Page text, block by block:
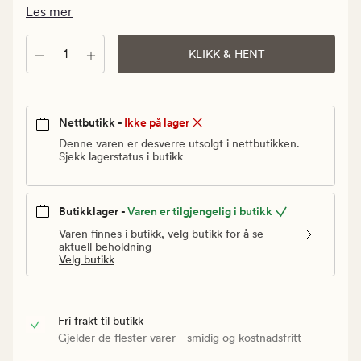
pris
499,90
kr
Les mer
Antall KLIKK & HENT
Nettbutikk - Ikke på lager
Denne varen er desverre utsolgt i nettbutikken.
Sjekk lagerstatus i butikk
Butikklager -Varen er tilgjengelig i butikk
Varen finnes i butikk, velg butikk for å se
aktuell beholdning
Velg butikk
Fri frakt til butikk
Gjelder de flester varer - smidig og kostnadsfritt